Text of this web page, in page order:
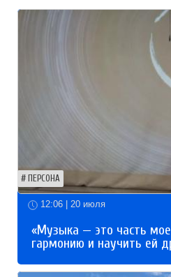
ПЕРСОНА
12:06 | 20 июля
«Музыка — это часть
гармонию и научить ей